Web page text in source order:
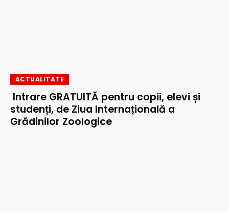
ACTUALITATE
Intrare GRATUITĂ pentru copii, elevi și
studenți, de Ziua Internațională a
Grădinilor Zoologice